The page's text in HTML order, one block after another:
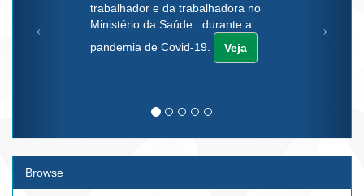
trabalhador e da trabalhadora no
Ministério da Saúde : durante a
pandemia de Covid-19.
Veja
Browse